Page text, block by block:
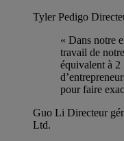
Tyler Pedigo
« Dans notre
travail de
équivalent à 2
pour faire
Guo Li Directeur
Ltd.